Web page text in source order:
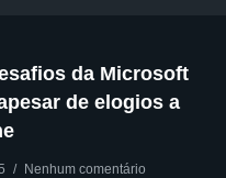
da Microsoft
de elogios a
Nenhum comentário